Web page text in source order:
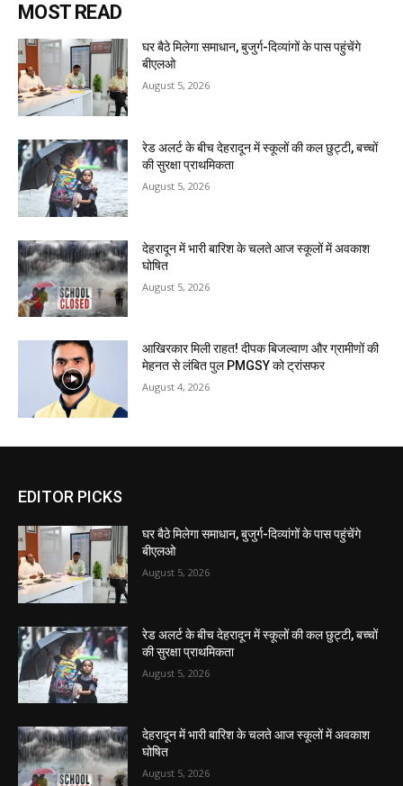
MOST READ
घर बैठे मिलेगा समाधान, बुजुर्ग-दिव्यांगों के पास पहुंचेंगे
बीएलओ
August 5, 2026
रेड अलर्ट के बीच देहरादून में स्कूलों की कल छुट्टी, बच्चों
की सुरक्षा प्राथमिकता
August 5, 2026
देहरादून में भारी बारिश के चलते आज स्कूलों में अवकाश
घोषित
August 5, 2026
आखिरकार मिली राहत! दीपक बिजल्वाण और ग्रामीणों की
मेहनत से लंबित पुल PMGSY को ट्रांसफर
August 4, 2026
EDITOR PICKS
घर बैठे मिलेगा समाधान, बुजुर्ग-दिव्यांगों के पास पहुंचेंगे
बीएलओ
August 5, 2026
रेड अलर्ट के बीच देहरादून में स्कूलों की कल छुट्टी, बच्चों
की सुरक्षा प्राथमिकता
August 5, 2026
देहरादून में भारी बारिश के चलते आज स्कूलों में अवकाश
घोषित
August 5, 2026